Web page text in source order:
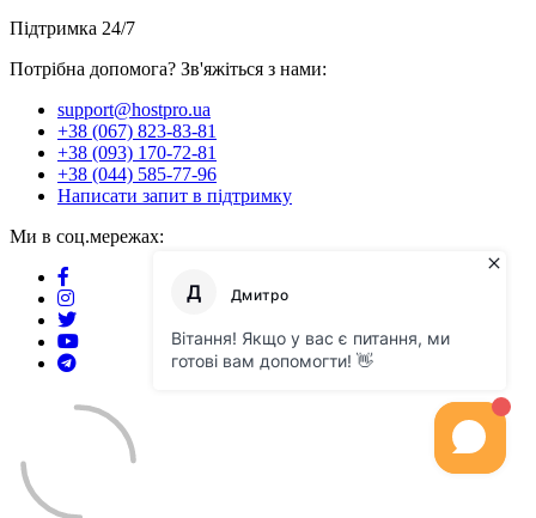
Підтримка 24/7
Потрібна допомога? Зв'яжіться з нами:
support@hostpro.ua
+38 (067) 823-83-81
+38 (093) 170-72-81
+38 (044) 585-77-96
Написати запит в підтримку
Ми в соц.мережах: